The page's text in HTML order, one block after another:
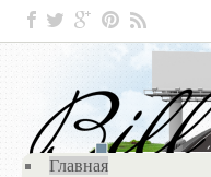
Главная